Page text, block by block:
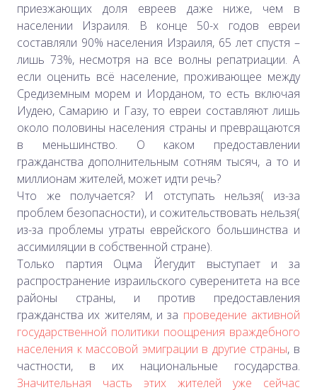
приезжающих доля евреев даже ниже, чем в
населении Израиля. В конце 50-х годов евреи
составляли 90% населения Израиля, 65 лет спустя –
лишь 73%, несмотря на все волны репатриации. А
если оценить всё население, проживающее между
Средиземным морем и Иорданом, то есть включая
Иудею, Самарию и Газу, то евреи составляют лишь
около половины населения страны и превращаются
в меньшинство. О каком предоставлении
гражданства дополнительным сотням тысяч, а то и
миллионам жителей, может идти речь?
Что же получается? И отступать нельзя( из-за
проблем безопасности), и сожительствовать нельзя(
из-за проблемы утраты еврейского большинства и
ассимиляции в собственной стране).
Только партия Оцма Йегудит выступает и за
распространение израильского суверенитета на все
районы страны, и против предоставления
гражданства их жителям, и за проведение активной
государственной политики поощрения враждебного
населения к массовой эмиграции в другие страны, в
частности, в их национальные государства.
Значительная часть этих жителей уже сейчас